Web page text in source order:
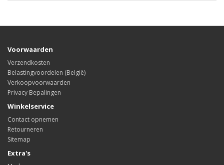
Voorwaarden
Verzendkosten
Belastingvoordelen (België)
Verkoopvoorwaarden
Privacy Bepalingen
Winkelservice
Contact opnemen
Retourneren
Sitemap
Extra's